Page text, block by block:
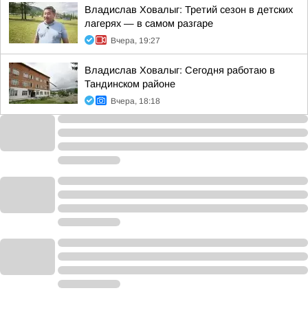
Владислав Ховалыг: Третий сезон в детских
лагерях — в самом разгаре
Вчера, 19:27
Владислав Ховалыг: Сегодня работаю в
Тандинском районе
Вчера, 18:18